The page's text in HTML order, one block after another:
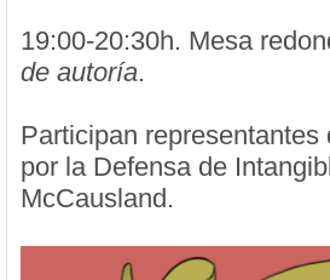
19:00-20:30h. Mesa
de autoría.
Participan
por la Defensa de
McCausland.